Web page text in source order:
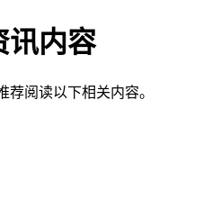
讯内容
荐阅读以下相关内容。